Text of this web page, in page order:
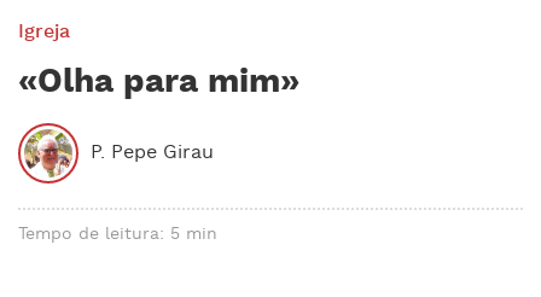
Igreja
«Olha para mim»
P. Pepe Girau
Tempo de leitura: 5 min